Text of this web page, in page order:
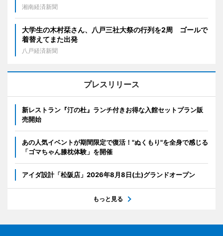
湘南経済新聞
大学生の木村栞さん、八戸三社大祭の行列を2周 ゴールで
着替えてまた出発
八戸経済新聞
プレスリリース
新レストラン『汀の杜』ランチ付きお得な入館セットプラン販
売開始
あの人気イベントが期間限定で復活！"ぬくもり"を全身で感じる
「ゴマちゃん膝枕体験」を開催
アイダ設計「松阪店」2026年8月8日(土)グランドオープン
もっと見る